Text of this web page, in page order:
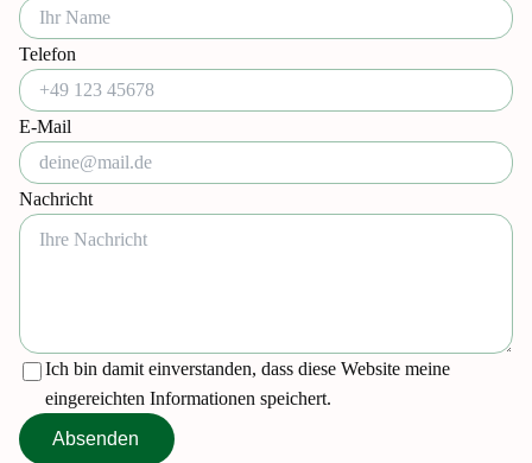
Telefon
E-Mail
Nachricht
Ich bin damit einverstanden, dass diese Website meine
eingereichten Informationen speichert.
Absenden